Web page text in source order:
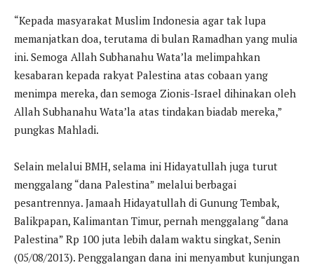
“Kepada masyarakat Muslim Indonesia agar tak lupa
memanjatkan doa, terutama di bulan Ramadhan yang mulia
ini. Semoga Allah Subhanahu Wata’la melimpahkan
kesabaran kepada rakyat Palestina atas cobaan yang
menimpa mereka, dan semoga Zionis-Israel dihinakan oleh
Allah Subhanahu Wata’la atas tindakan biadab mereka,”
pungkas Mahladi.
Selain melalui BMH, selama ini Hidayatullah juga turut
menggalang “dana Palestina” melalui berbagai
pesantrennya. Jamaah Hidayatullah di Gunung Tembak,
Balikpapan, Kalimantan Timur, pernah menggalang “dana
Palestina” Rp 100 juta lebih dalam waktu singkat, Senin
(05/08/2013). Penggalangan dana ini menyambut kunjungan